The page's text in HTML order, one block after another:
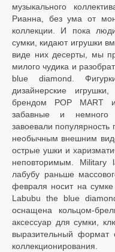
музыкального
Рианна, без ума от
коллекции. И пока
сумки, кидают игрушки
виде них десерты, мы
милого чудика и
blue diamond.
дизайнерские
брендом POP MART
забавные и немного
завоевали
необычным внешним
острые ушки и
неповторимым. Military
лабубу раньше
февраля носит на
Labubu the blue
оснащена кольцом-
аксессуар для сумки,
выразительный
коллекционирования.